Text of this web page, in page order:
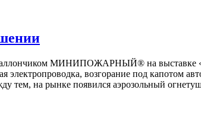
МИНИПОЖАРНЫЙ® на выставке
электропроводка, возгорание под капотом
тем, на рынке появился